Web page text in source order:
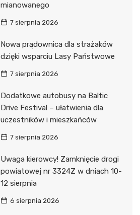
mianowanego
7 sierpnia 2026
Nowa prądownica dla strażaków
dzięki wsparciu Lasy Państwowe
7 sierpnia 2026
Dodatkowe autobusy na Baltic
Drive Festival – ułatwienia dla
uczestników i mieszkańców
7 sierpnia 2026
Uwaga kierowcy! Zamknięcie drogi
powiatowej nr 3324Z w dniach 10-
12 sierpnia
6 sierpnia 2026